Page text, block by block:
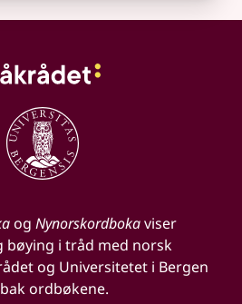
og Nynorskordbokaviser
bøying i tråd med norsk
og Universitetet i Bergen
ordbøkene.